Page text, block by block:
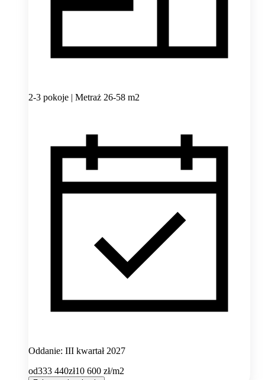
2-3 pokoje | Metraż 26-58 m2
Oddanie: III kwartał 2027
od333 440zł10 600 zł/m2